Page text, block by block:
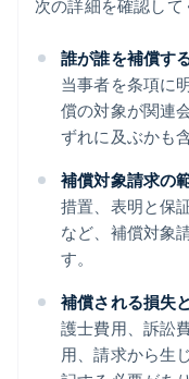
次の詳細を確認して
誰が誰を補償す
当事者を条項に
償の対象が関連
ずれに及ぶかも
補償対象請求の
措置、表明と保
など、補償対象
す。
補償される損失
護士費用、訴訟
用、請求から生